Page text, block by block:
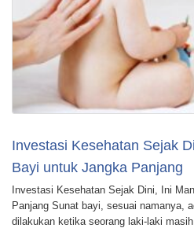
Investasi Kesehatan Sejak
Bayi untuk Jangka Panjang
Investasi Kesehatan Sejak Dini, Ini
Panjang Sunat bayi, sesuai namanya,
dilakukan ketika seorang laki-laki